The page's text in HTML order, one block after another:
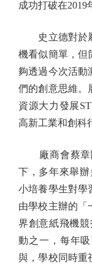
成功打破在2019
史立德對於屬
機看似簡單，但
夠透過今次活動
們的創意思維。
資源大力發展
高新工業和創科
廠商會蔡章
下，多年來舉
小培養學生對學
由學校主辦的「
界創意紙飛機
動之一，每年
與，學校同時重